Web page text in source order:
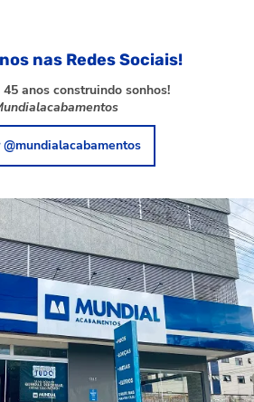
nas Redes Sociais!
anos construindo sonhos!